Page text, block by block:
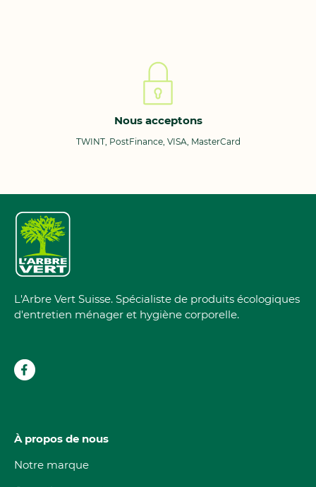
Nous acceptons
TWINT, PostFinance, VISA, MasterCard
L'Arbre Vert Suisse. Spécialiste de produits écologiques
d'entretien ménager et hygiène corporelle.
À propos de nous
Notre marque